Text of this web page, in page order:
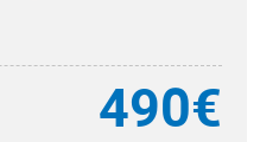
490€